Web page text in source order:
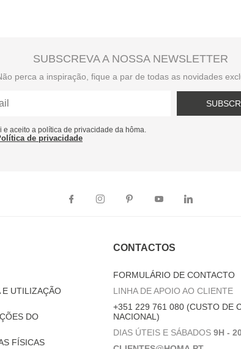
SUBSCREVA A NOSSA NEWSLETTER
perca a inspiração, fique a par de todas as novidades
e aceito a política de privacidade da hôma.
de privacidade
E UTILIZAÇÃO
DO
FÍSICAS
CONTACTOS
FORMULÁRIO DE CONTACTO
LINHA DE APOIO AO CLIENTE
+351 229 761 080 (CUSTO DE
NACIONAL)
DIAS ÚTEIS E SÁBADOS 9H -